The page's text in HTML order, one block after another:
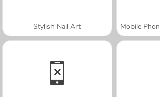
Stylish Nail Art